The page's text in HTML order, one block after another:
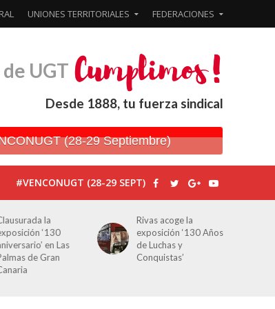
UNIONES TERRITORIALES FEDERACIONES
UGT
Desde 1888, tu fuerza sindical
(28-29 Septiembre)
#VENCONUGT (28-29 SEPT)
acoge la
‘130 Años
Luchas y
Javier Bueno, el
periodista asesinado
por Franco por sus
editoriales de prensa